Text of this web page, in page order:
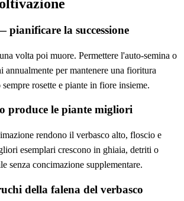
pianificare la successione
volta poi muore. Permettere l'auto-semina o
annualmente per mantenere una fioritura
rosette e piante in fiore insieme.
produce le piante migliori
rendono il verbasco alto, floscio e
esemplari crescono in ghiaia, detriti o
senza concimazione supplementare.
della falena del verbasco